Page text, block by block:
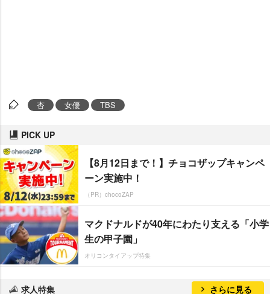
杏 女優 TBS
PICK UP
【8月12日まで！】チョコザップキャンペ
ーン実施中！
（PR）chocoZAP
マクドナルドが40年にわたり支える「小学
生の甲子園」
オリコンタイアップ特集
求人特集 さらに見る